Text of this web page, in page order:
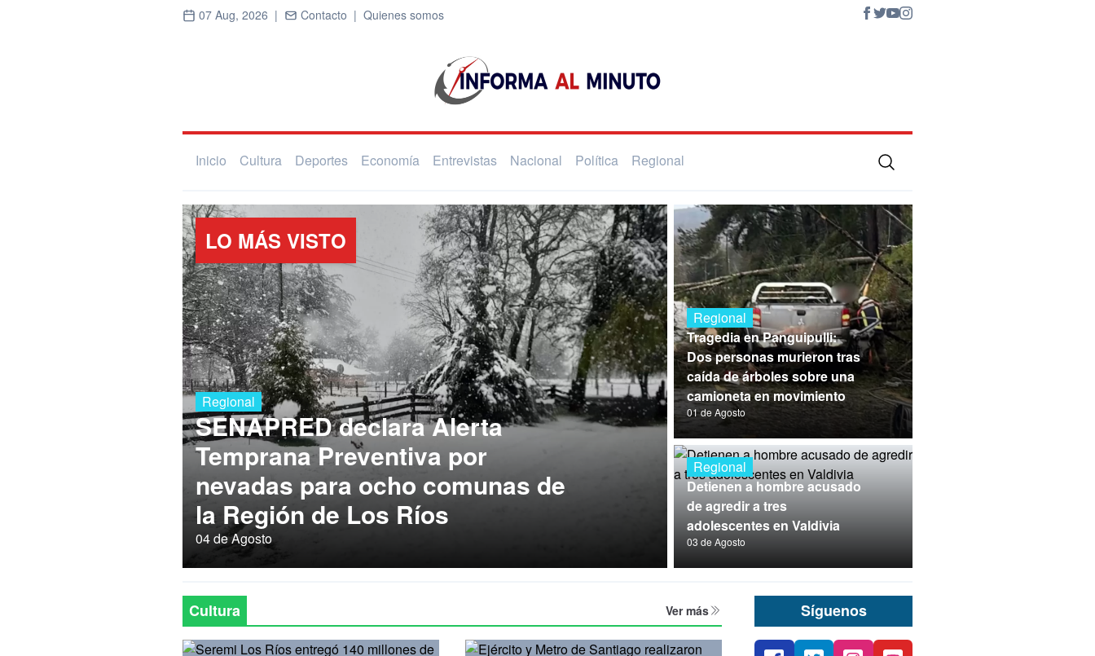
07 Aug, 2026 | Contacto | Quienes somos
Inicio Cultura Deportes Economía Entrevistas Nacional Política Regional
LO MÁS VISTO
Regional
SENAPRED declara Alerta
Temprana Preventiva por
nevadas para ocho comunas de
la Región de Los Ríos
04 de Agosto
Regional
Tragedia en Panguipulli:
Dos personas murieron tras
caída de árboles sobre una
camioneta en movimiento
01 de Agosto
Regional
Detienen a hombre acusado
de agredir a tres
adolescentes en Valdivia
03 de Agosto
Cultura Ver más Síguenos